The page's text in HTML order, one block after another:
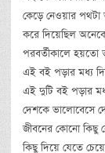
কেড়ে নেওয়ার পথটা
করে দিয়েছিল
পরবর্তীকালে হয়তো
এই বই পড়ার মধ্য
এই দুটি বই পড়ার
দেশকে ভালোবেসে
জীবনের কোনো কিছু
কিছু দিয়ে যেতে